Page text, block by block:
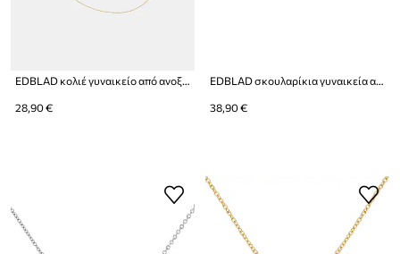
EDBLAD κολιέ γυναικείο από ανοξείδωτο ατσάλι Anchor
28,90 €
EDBLAD σκουλαρίκια γυναικεία από ανοξείδωτο ατσάλι Barley
38,90 €